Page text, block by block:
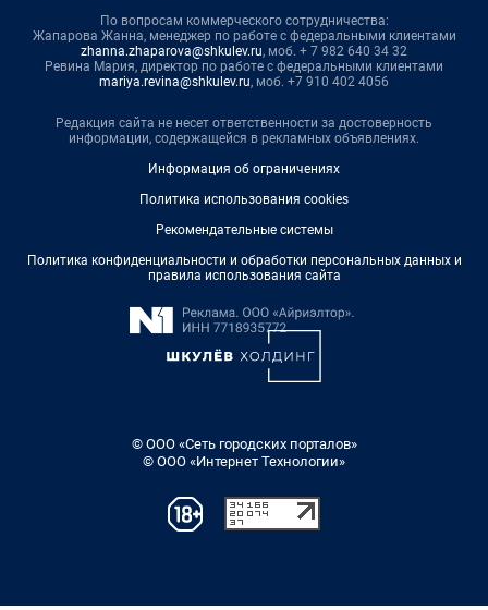
По вопросам коммерческого сотрудничества:
Жапарова Жанна, менеджер по работе с федеральными клиентами
zhanna.zhaparova@shkulev.ru, моб. + 7 982 640 34 32
Ревина Мария, директор по работе с федеральными клиентами
mariya.revina@shkulev.ru, моб. +7 910 402 4056
Редакция сайта не несет ответственности за достоверность
информации, содержащейся в рекламных объявлениях.
Информация об ограничениях
Политика использования cookies
Рекомендательные системы
Политика конфиденциальности и обработки персональных данных и
правила использования сайта
© ООО «Сеть городских порталов»
© ООО «Интернет Технологии»